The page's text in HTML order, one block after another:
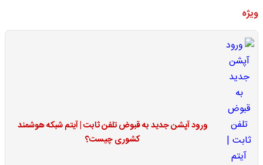
ویژه
ورود آپشن جدید به قبوض تلفن ثابت | آیتم شبکه هوشمند
کشوری چیست؟